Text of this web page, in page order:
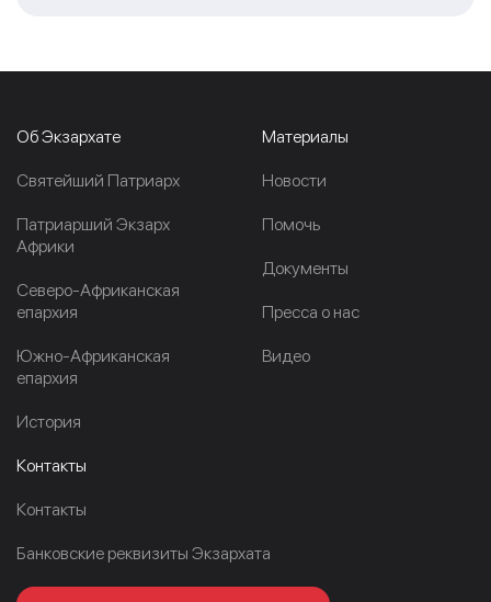
Об Экзархате
Cвятейший Патриарх
Патриарший Экзарх
Африки
Северо-Африканская
епархия
Южно-Африканская
епархия
История
Материалы
Новости
Помочь
Документы
Пресса о нас
Видео
Контакты
Контакты
Банковские реквизиты Экзархата